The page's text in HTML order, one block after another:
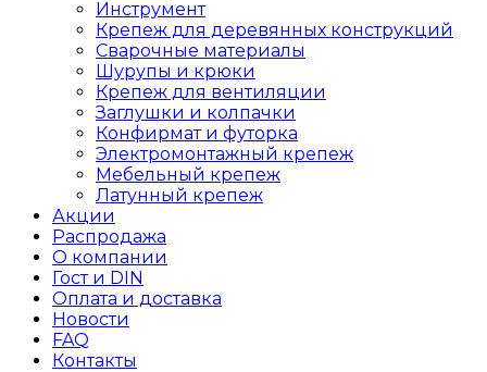
Инструмент
Крепеж для деревянных конструкций
Сварочные материалы
Шурупы и крюки
Крепеж для вентиляции
Заглушки и колпачки
Конфирмат и футорка
Электромонтажный крепеж
Мебельный крепеж
Латунный крепеж
Акции
Распродажа
О компании
Гост и DIN
Оплата и доставка
Новости
FAQ
Контакты